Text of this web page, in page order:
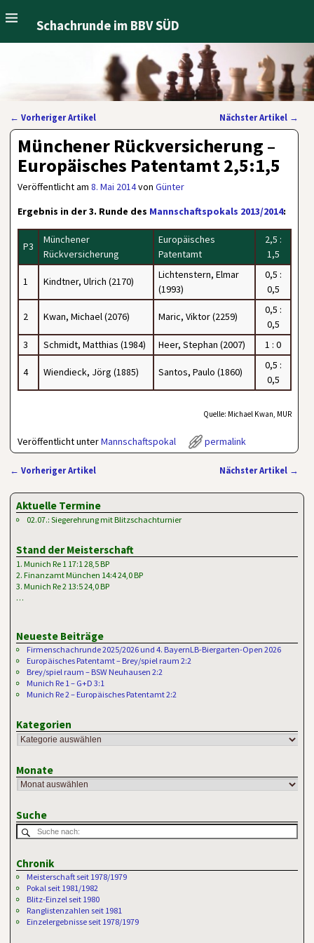
Schachrunde im BBV SÜD
Artikelnavigation
← Vorheriger Artikel Nächster Artikel →
Münchener Rückversicherung –
Europäisches Patentamt 2,5:1,5
Veröffentlicht am8. Mai 2014vonGünter
Ergebnis in der 3. Runde des Mannschaftspokals 2013/2014:
P3
Münchener
Rückversicherung
Europäisches
Patentamt
2,5 :
1,5
1 Kindtner, Ulrich (2170)
Lichtenstern, Elmar
(1993)
0,5 :
0,5
2 Kwan, Michael (2076) Maric, Viktor (2259)
0,5 :
0,5
3
Schmidt, Matthias (1984) Heer, Stephan (2007) 1 : 0
4 Wiendieck, Jörg (1885) Santos, Paulo (1860)
0,5 :
0,5
Quelle: Michael Kwan, MUR
Veröffentlicht unterMannschaftspokal permalink
← Vorheriger Artikel Nächster Artikel →
Aktuelle Termine
02.07.: Siegerehrung mit Blitzschachturnier
Stand der Meisterschaft
1. Munich Re 1 17:1 28,5 BP
2. Finanzamt München 14:4 24,0 BP
3. Munich Re 2 13:5 24,0 BP
…
Neueste Beiträge
Firmenschachrunde 2025/2026 und 4. BayernLB-Biergarten-Open 2026
Europäisches Patentamt – Brey/spiel raum 2:2
Brey/spiel raum – BSW Neuhausen 2:2
Munich Re 1 – G+D 3:1
Munich Re 2 – Europäisches Patentamt 2:2
Kategorien
Monate
Suche
Chronik
Meisterschaft seit 1978/1979
Pokal seit 1981/1982
Blitz-Einzel seit 1980
Ranglistenzahlen seit 1981
Einzelergebnisse seit 1978/1979